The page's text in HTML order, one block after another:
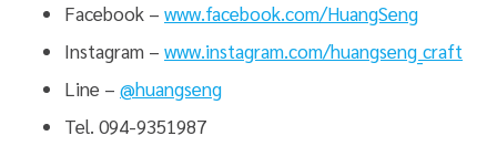
Facebook – www.facebook.com/HuangSeng
Instagram – www.instagram.com/huangseng_craft
Line – @huangseng
Tel. 094-9351987